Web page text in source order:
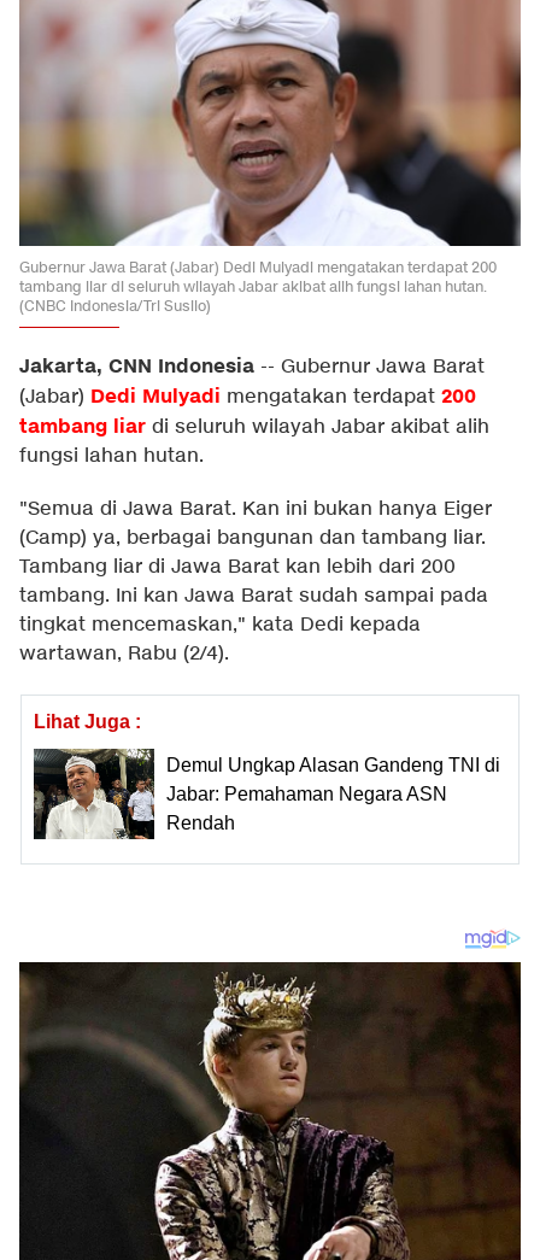
Gubernur Jawa Barat (Jabar) Dedi Mulyadi mengatakan terdapat 200
tambang liar di seluruh wilayah Jabar akibat alih fungsi lahan hutan.
(CNBC Indonesia/Tri Susilo)
Jakarta, CNN Indonesia -- Gubernur Jawa Barat
(Jabar) Dedi Mulyadi mengatakan terdapat 200
tambang liar di seluruh wilayah Jabar akibat alih
fungsi lahan hutan.
"Semua di Jawa Barat. Kan ini bukan hanya Eiger
(Camp) ya, berbagai bangunan dan tambang liar.
Tambang liar di Jawa Barat kan lebih dari 200
tambang. Ini kan Jawa Barat sudah sampai pada
tingkat mencemaskan," kata Dedi kepada
wartawan, Rabu (2/4).
Lihat Juga :
Demul Ungkap Alasan Gandeng TNI di
Jabar: Pemahaman Negara ASN
Rendah